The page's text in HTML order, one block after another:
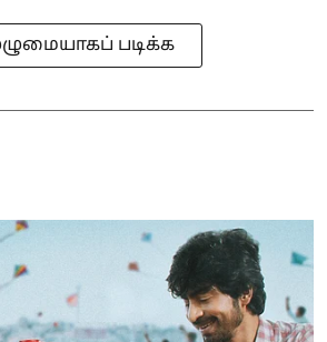
படிக்க